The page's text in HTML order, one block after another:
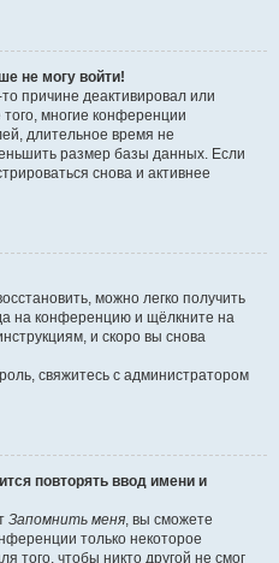
не могу войти!
причине деактивировал или
многие конференции
длительное время не
размер базы данных. Если
снова и активнее
можно легко получить
на конференцию и щёлкните на
и скоро вы снова
свяжитесь с администратором
повторять ввод имени и
Запомнить меня, вы сможете
только некоторое
того, чтобы никто другой не смог